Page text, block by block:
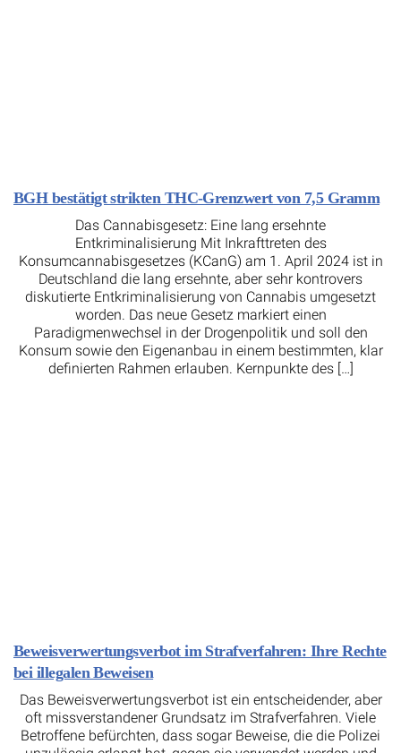
BGH bestätigt strikten THC-Grenzwert von 7,5 Gramm
Das Cannabisgesetz: Eine lang ersehnte
Entkriminalisierung Mit Inkrafttreten des
Konsumcannabisgesetzes (KCanG) am 1. April 2024 ist in
Deutschland die lang ersehnte, aber sehr kontrovers
diskutierte Entkriminalisierung von Cannabis umgesetzt
worden. Das neue Gesetz markiert einen
Paradigmenwechsel in der Drogenpolitik und soll den
Konsum sowie den Eigenanbau in einem bestimmten, klar
definierten Rahmen erlauben. Kernpunkte des […]
Beweisverwertungsverbot im Strafverfahren: Ihre Rechte
bei illegalen Beweisen
Das Beweisverwertungsverbot ist ein entscheidender, aber
oft missverstandener Grundsatz im Strafverfahren. Viele
Betroffene befürchten, dass sogar Beweise, die die Polizei